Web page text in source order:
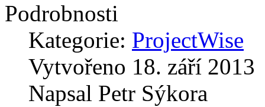
Podrobnosti
Kategorie: ProjectWise
Vytvořeno 18. září 2013
Napsal Petr Sýkora